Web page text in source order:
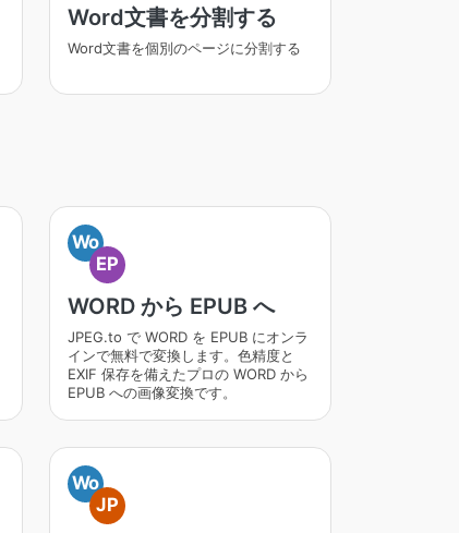
Word文書を分割する
Word文書を個別のページに分割する
Wo
EP
WORD から EPUB へ
JPEG.to で WORD を EPUB にオンラ
インで無料で変換します。色精度と
EXIF 保存を備えたプロの WORD から
EPUB への画像変換です。
Wo
JP